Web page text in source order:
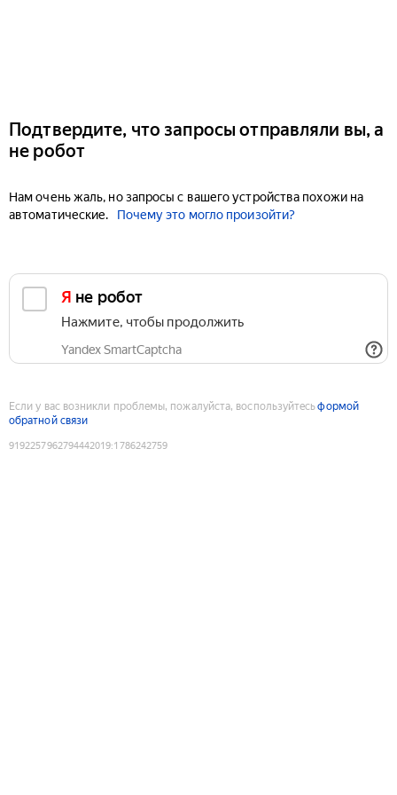
Подтвердите, что запросы отправляли вы, а
не робот
Нам очень жаль, но запросы с вашего устройства похожи на
автоматические.
Почему это могло произойти?
Я не робот
Нажмите, чтобы продолжить
Yandex SmartCaptcha
Если у вас возникли проблемы, пожалуйста, воспользуйтесьформой
обратной связи
9192257962794442019:1786242759